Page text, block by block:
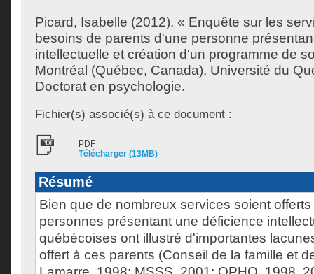
Picard, Isabelle (2012). « Enquête sur les
besoins de parents d'une personne
intellectuelle et création d'un programme de
Montréal (Québec, Canada), Université du
Doctorat en psychologie.
Fichier(s) associé(s) à ce document :
PDF
Télécharger (13MB)
Résumé
Bien que de nombreux services soient
personnes présentant une déficience
québécoises ont illustré d'importantes
offert à ces parents (Conseil de la famille et